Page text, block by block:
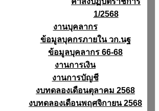
1/2568
งานบุคลากร
ข้อมูลบุคกรภายใน วก.นฐ
ข้อมูลบุคลากร 66-68
งานการเงิน
งานการบัญชี
งบทดลองเดือนตุลาคม 2568
งบทดลองเดือนพฤศจิกายน 2568